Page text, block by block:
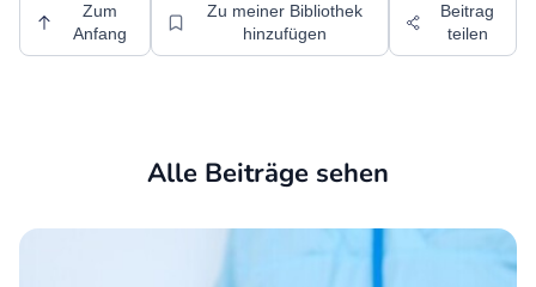
Zum
Anfang
Zu meiner Bibliothek
hinzufügen
Beitrag
teilen
Alle Beiträge sehen